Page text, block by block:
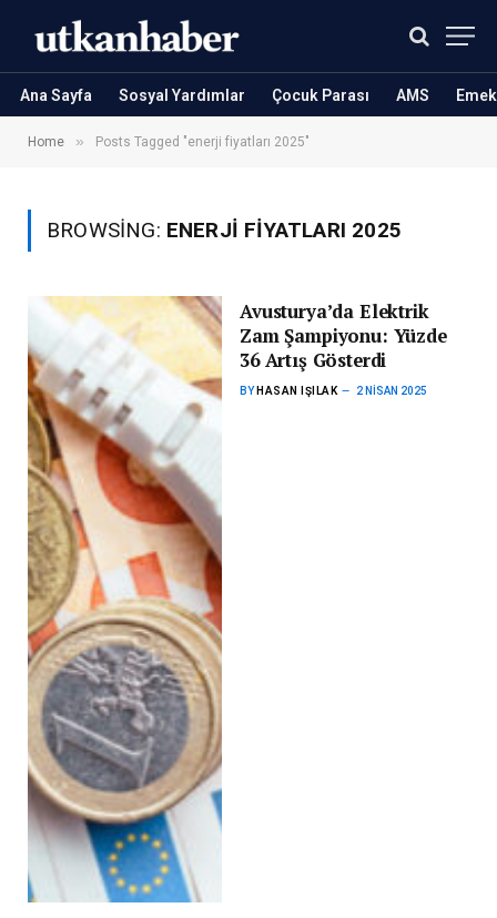
Ana Sayfa Sosyal Yardımlar Çocuk Parası AMS
Home » Posts Tagged "enerji fiyatları 2025"
BROWSING: ENERJI FIYATLARI 2025
Avusturya’da Elektrik
Zam Şampiyonu: Yüzde
36 Artış Gösterdi
BY HASAN IŞILAK 2 NISAN 2025